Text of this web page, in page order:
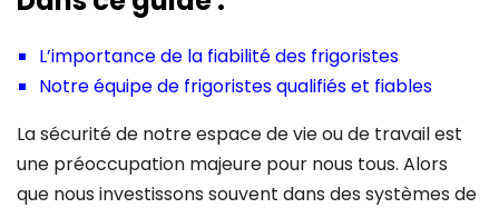
L’importance de la fiabilité des frigoristes
Notre équipe de frigoristes qualifiés et fiables
La sécurité de notre espace de vie ou de travail est
une préoccupation majeure pour nous tous. Alors
que nous investissons souvent dans des systèmes de